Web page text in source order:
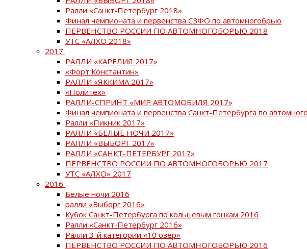
Ралли «Санкт-Петербург 2018»
Финал чемпионата и первенства СЗФО по автомногобрью
ПЕРВЕНСТВО РОССИИ ПО АВТОМНОГОБОРЬЮ 2018
УТС «АЛХО 2018»
2017
РАЛЛИ «КАРЕЛИЯ 2017»
«Форт Константин»
РАЛЛИ «ЯККИМА 2017»
«Политех»
РАЛЛИ-СПРИНТ «МИР АВТОМОБИЛЯ 2017»
Финал чемпионата и первенства Санкт-Петербурга по
Ралли «Пикник 2017»
РАЛЛИ «БЕЛЫЕ НОЧИ 2017»
РАЛЛИ «ВЫБОРГ 2017»
РАЛЛИ «САНКТ-ПЕТЕРБУРГ 2017»
ПЕРВЕНСТВО РОССИИ ПО АВТОМНОГОБОРЬЮ 2017
УТС «АЛХО» 2017
2016
Белые ночи 2016
ралли «Выборг 2016»
Кубок Санкт-Петербурга по кольцевым гонкам 2016
Ралли «Санкт-Петербург 2016»
Ралли 3-й категории «10 озер»
ПЕРВЕНСТВО РОССИИ ПО АВТОМНОГОБОРЬЮ 2016